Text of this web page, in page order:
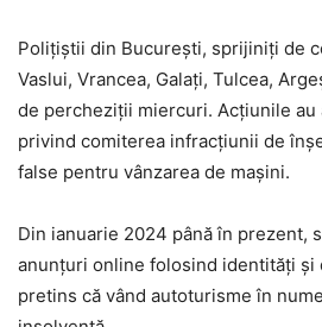
Polițiștii din București, sprijiniți de
Vaslui, Vrancea, Galați, Tulcea,
de percheziții miercuri. Acțiunile
privind comiterea infracțiunii de
false pentru vânzarea de mașini.
Din ianuarie 2024 până în prezent,
anunțuri online folosind identități și
pretins că vând autoturisme în